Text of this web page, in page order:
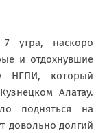
утра, наскоро
и отдохнувшие
НГПИ, который
Алатау.
подняться на
довольно долгий